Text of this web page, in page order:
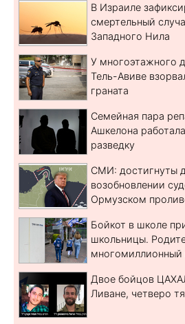
В Израиле
смертельный
Западного Нила
У многоэтажного
Тель-Авиве
граната
Семейная пара
Ашкелона
разведку
СМИ: достигнуты
возобновлении
Ормузском
Бойкот в школе
школьницы.
многомиллионный
Двое бойцов
Ливане, четверо